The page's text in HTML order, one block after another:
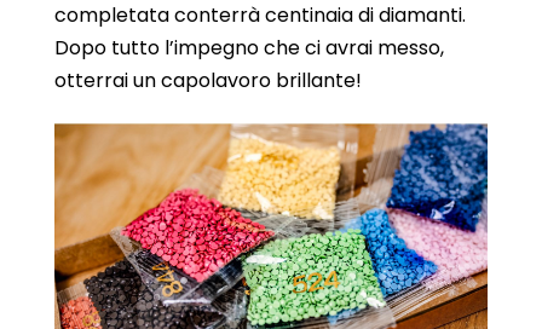
completata conterrà centinaia di diamanti.
Dopo tutto l’impegno che ci avrai messo,
otterrai un capolavoro brillante!